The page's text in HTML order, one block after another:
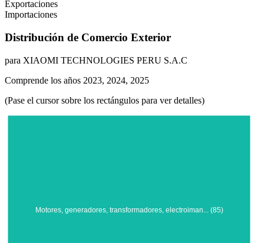
Exportaciones
Importaciones
Distribución de Comercio Exterior
para XIAOMI TECHNOLOGIES PERU S.A.C
Comprende los años 2023, 2024, 2025
(Pase el cursor sobre los rectángulos para ver detalles)
Motores, generadores, transformadores, electroiman... (85)